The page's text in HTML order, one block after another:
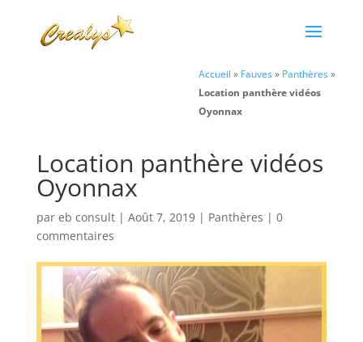
Accueil » Fauves» Panthères»
Location panthère vidéos
Oyonnax
Location panthère vidéos
Oyonnax
par eb consult| Août 7, 2019| Panthères | 0
commentaires